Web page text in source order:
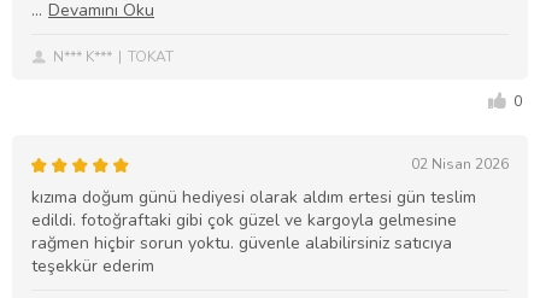
N*** K*** TOKAT
0
02 Nisan 2026
kızıma doğum günü hediyesi olarak aldım ertesi gün teslim
edildi. fotoğraftaki gibi çok güzel ve kargoyla gelmesine
rağmen hiçbir sorun yoktu. güvenle alabilirsiniz satıcıya
teşekkür ederim